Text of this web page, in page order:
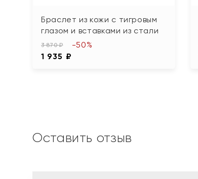
Браслет из кожи с тигровым
глазом и вставками из стали
3 870 ₽
1 935 ₽
-50%
Оставить отзыв